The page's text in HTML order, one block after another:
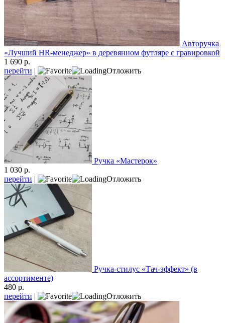
Авторучка
«Лучший HR-менеджер» в деревянном футляре с гравировкой
1 690 р.
перейти | Отложить
Ручка «Мастерок»
1 030 р.
перейти | Отложить
Ручка-стилус «Тач-эффект» (в
ассортименте)
480 р.
перейти | Отложить